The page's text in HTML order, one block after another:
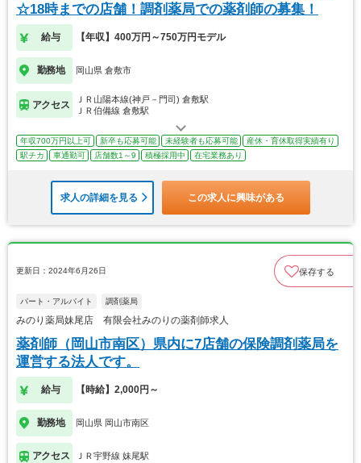
☆18時までの店舗！調剤薬局での薬剤師の募集！
給与 【年収】400万円～750万円モデル
勤務地 岡山県 倉敷市
アクセス
ＪＲ山陽本線(神戸－門司) 倉敷駅
ＪＲ伯備線 倉敷駅
年収700万円以上可 新卒も応募可能 未経験者も応募可能
産休・育休取得実績有り
駅チカ
車通勤可 店舗数1～9 積極採用中 在宅業務あり
求人の詳細を見る この求人に興味がある
更新日：2024年6月26日 保存する
パート・アルバイト 調剤薬局
みのり薬局妹尾店 有限会社みのりの薬剤師求人
薬剤師（岡山市南区）県内に7店舗の保険調剤薬局を
運営する法人です。
給与 【時給】2,000円～
勤務地 岡山県 岡山市南区
アクセス ＪＲ宇野線 妹尾駅